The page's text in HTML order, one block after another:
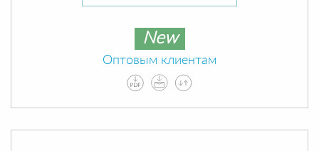
New
Оптовым клиентам